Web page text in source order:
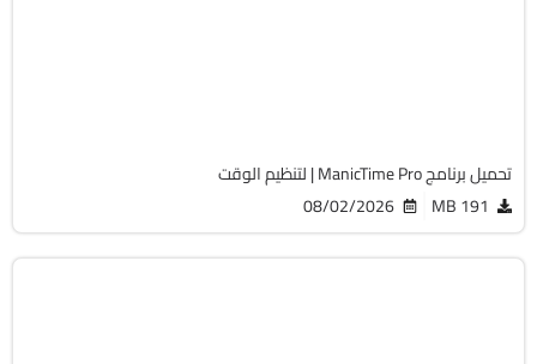
تحميل برنامج ManicTime Pro | لتنظيم الوقت
191 MB
08/02/2026